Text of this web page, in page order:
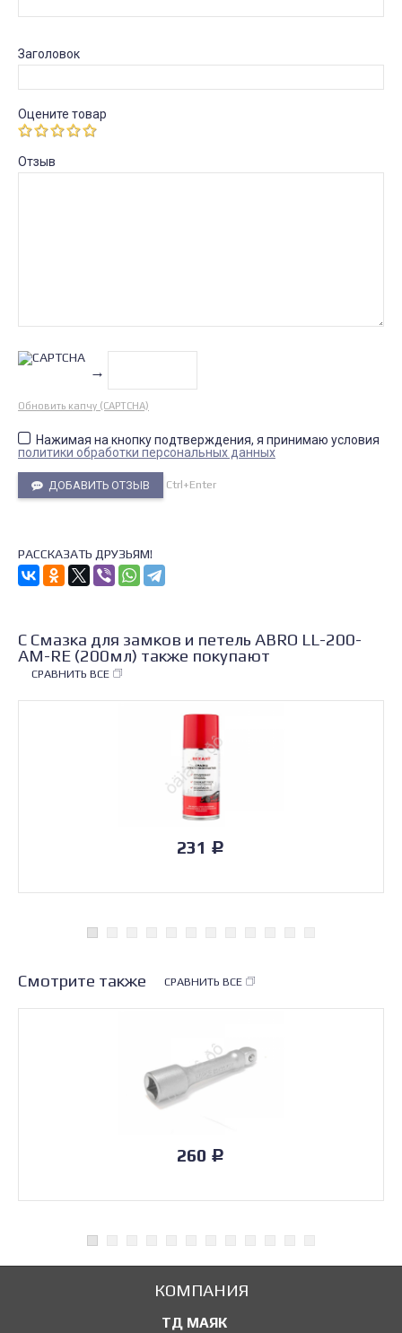
Заголовок
Оцените товар
Отзыв
→
Обновить капчу (CAPTCHA)
Нажимая на кнопку подтверждения, я принимаю условия
политики обработки персональных данных
ДОБАВИТЬ ОТЗЫВ Ctrl+Enter
РАССКАЗАТЬ ДРУЗЬЯМ!
С Смазка для замков и петель ABRO LL-200-
AM-RE (200мл) также покупают
СРАВНИТЬ ВСЕ
231 Р
Смотрите также СРАВНИТЬ ВСЕ
260 Р
КОМПАНИЯ
ТД МАЯК